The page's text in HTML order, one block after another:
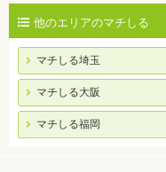
他のエリアのマチしる
マチしる埼玉
マチしる大阪
マチしる福岡